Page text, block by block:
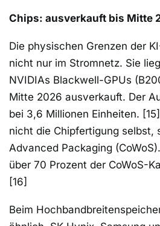
Chips: ausverkauft bis Mitte
Die physischen Grenzen der
nicht nur im Stromnetz. Sie
NVIDIAs Blackwell-GPUs
Mitte 2026 ausverkauft. Der
bei 3,6 Millionen Einheiten.
nicht die Chipfertigung selbst,
Advanced Packaging
über 70 Prozent der CoWoS-
[16]
Beim